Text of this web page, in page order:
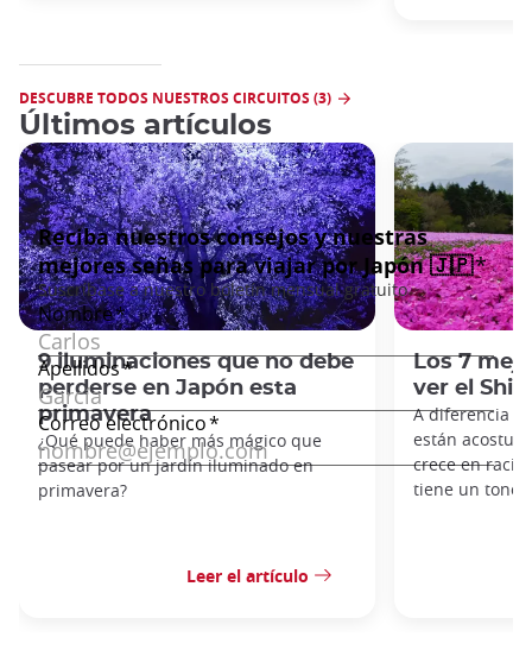
DESCUBRE TODOS NUESTROS CIRCUITOS (3)
Últimos artículos
9 iluminaciones que no debe
perderse en Japón esta
primavera
¿Qué puede haber más mágico que
pasear por un jardín iluminado en
primavera?
Leer el artículo
Los 7
ver el
A diferencia
están
crece en
tiene un tono